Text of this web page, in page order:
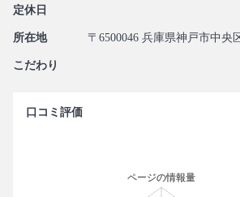
定休日
所在地 〒6500046 兵庫県神戸市中央
こだわり
口コミ評価